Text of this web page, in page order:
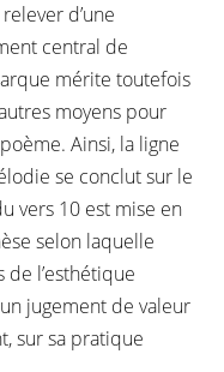
d’une
central de
mérite toutefois
moyens pour
Ainsi, la ligne
se conclut sur le
vers 10 est mise en
selon laquelle
de l’esthétique
jugement de valeur
sur sa pratique